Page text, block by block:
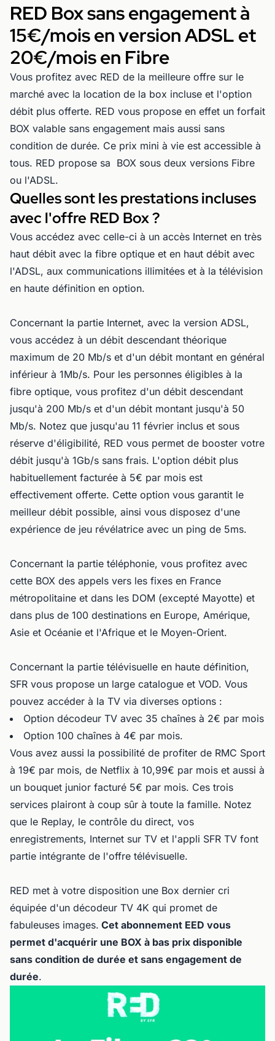
RED Box sans engagement à
15€/mois en version ADSL et
20€/mois en Fibre
Vous profitez avec RED de la meilleure offre sur le
marché avec la location de la box incluse et l'option
débit plus offerte. RED vous propose en effet un forfait
BOX valable sans engagement mais aussi sans
condition de durée. Ce prix mini à vie est accessible à
tous. RED propose sa BOX sous deux versions Fibre
ou l'ADSL.
Quelles sont les prestations incluses
avec l'offre RED Box ?
Vous accédez avec celle-ci à un accès Internet en très
haut débit avec la fibre optique et en haut débit avec
l'ADSL, aux communications illimitées et à la télévision
en haute définition en option.
Concernant la partie Internet, avec la version ADSL,
vous accédez à un débit descendant théorique
maximum de 20 Mb/s et d'un débit montant en général
inférieur à 1Mb/s. Pour les personnes éligibles à la
fibre optique, vous profitez d'un débit descendant
jusqu'à 200 Mb/s et d'un débit montant jusqu'à 50
Mb/s. Notez que jusqu'au 11 février inclus et sous
réserve d'éligibilité, RED vous permet de booster votre
débit jusqu'à 1Gb/s sans frais. L'option débit plus
habituellement facturée à 5€ par mois est
effectivement offerte. Cette option vous garantit le
meilleur débit possible, ainsi vous disposez d'une
expérience de jeu révélatrice avec un ping de 5ms.
Concernant la partie téléphonie, vous profitez avec
cette BOX des appels vers les fixes en France
métropolitaine et dans les DOM (excepté Mayotte) et
dans plus de 100 destinations en Europe, Amérique,
Asie et Océanie et l'Afrique et le Moyen-Orient.
Concernant la partie télévisuelle en haute définition,
SFR vous propose un large catalogue et VOD. Vous
pouvez accéder à la TV via diverses options :
Option décodeur TV avec 35 chaînes à 2€ par mois
Option 100 chaînes à 4€ par mois.
Vous avez aussi la possibilité de profiter de RMC Sport
à 19€ par mois, de Netflix à 10,99€ par mois et aussi à
un bouquet junior facturé 5€ par mois. Ces trois
services plairont à coup sûr à toute la famille. Notez
que le Replay, le contrôle du direct, vos
enregistrements, Internet sur TV et l'appli SFR TV font
partie intégrante de l'offre télévisuelle.
RED met à votre disposition une Box dernier cri
équipée d'un décodeur TV 4K qui promet de
fabuleuses images. Cet abonnement EED vous
permet d'acquérir une BOX à bas prix disponible
sans condition de durée et sans engagement de
durée.